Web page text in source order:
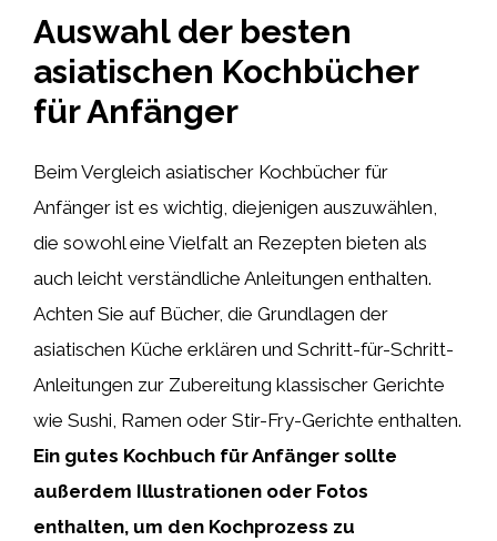
Auswahl der besten
asiatischen Kochbücher
für Anfänger
Beim Vergleich asiatischer Kochbücher für
Anfänger ist es wichtig, diejenigen auszuwählen,
die sowohl eine Vielfalt an Rezepten bieten als
auch leicht verständliche Anleitungen enthalten.
Achten Sie auf Bücher, die Grundlagen der
asiatischen Küche erklären und Schritt-für-Schritt-
Anleitungen zur Zubereitung klassischer Gerichte
wie Sushi, Ramen oder Stir-Fry-Gerichte enthalten.
Ein gutes Kochbuch für Anfänger sollte
außerdem Illustrationen oder Fotos
enthalten, um den Kochprozess zu